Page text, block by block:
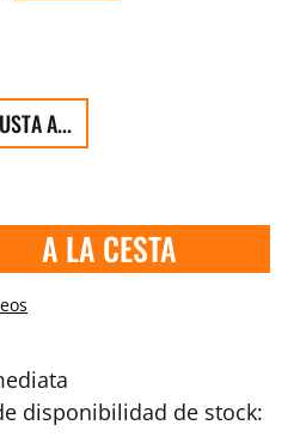
A...
A LA CESTA
disponibilidad de stock: